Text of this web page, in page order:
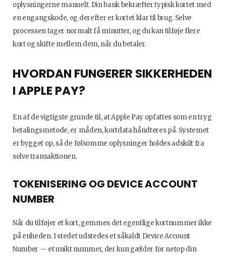
oplysningerne manuelt. Din bank bekræfter typisk kortet med
en engangskode, og derefter er kortet klar til brug. Selve
processen tager normalt få minutter, og du kan tilføje flere
kort og skifte mellem dem, når du betaler.
HVORDAN FUNGERER SIKKERHEDEN
I APPLE PAY?
En af de vigtigste grunde til, at Apple Pay opfattes som en tryg
betalingsmetode, er måden, kortdata håndteres på. Systemet
er bygget op, så de følsomme oplysninger holdes adskilt fra
selve transaktionen.
TOKENISERING OG DEVICE ACCOUNT
NUMBER
Når du tilføjer et kort, gemmes det egentlige kortnummer ikke
på enheden. I stedet udstedes et såkaldt Device Account
Number — et unikt nummer, der kun gælder for netop din